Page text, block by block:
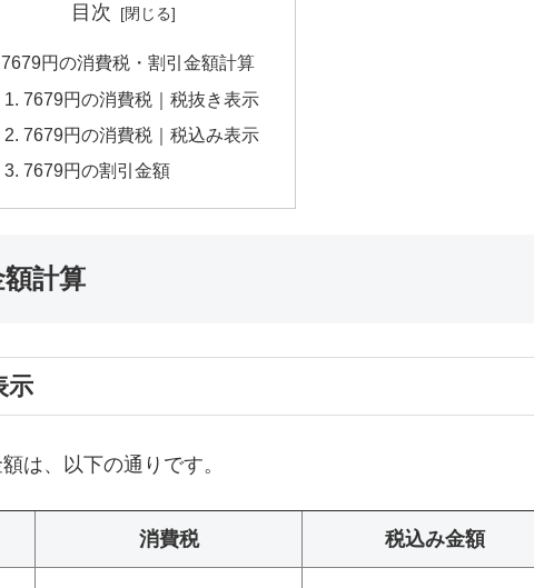
目次
7679円の消費税・割引金額計算
7679円の消費税｜税抜き表示
7679円の消費税｜税込み表示
7679円の割引金額
計算
示
は、以下の通りです。
消費税 税込み金額